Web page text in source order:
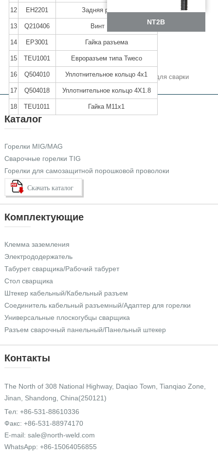
12 EH2201 Задняя рукоятка
13 Q210406 Винт M4x6
14 EP3001 Гайка разъема
15 TEU1001 Евроразъем типа Tweco
16 Q504010 Уплотнительное кольцо 4x1
17 Q504018 Уплотнительное кольцо 4X1.8
18 TEU1011 Гайка M11x1
NT2B
Tags
Горелка для сварочных аппаратов
Сварочные принадлежности оптом
аксессуары для сварки
Каталог
Горелки MIG/MAG
Сварочные горелки TIG
Горелки для самозащитной порошковой проволоки
Скачать каталог
Комплектующие
Клемма заземления
Электрододержатель
Табурет сварщика/Рабочий табурет
Стол сварщика
Штекер кабельный/Кабельный разъем
Соединитель кабельный разъемный/Адаптер для горелки
Универсальные плоскогубцы сварщика
Разъем сварочный панельный/Панельный штекер
Контакты
The North of 308 National Highway, Daqiao Town, Tianqiao Zone,
Jinan, Shandong, China(250121)
Тел: +86-531-88610336
Факс: +86-531-88974170
E-mail: sale@north-weld.com
WhatsApp: +86-15064056855